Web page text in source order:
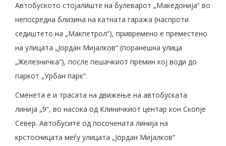
Автобуското стојалиште на булеварот „Македонија“ во
непосредна близина на катната гаража (наспроти
седиштето на „Макпетрол“), привремено е преместено
на улицата „Јордан Мијалков“ (поранешна улица
„Железничка“), после пешачкиот премин кој води до
паркот „Урбан парк“.
Сменета е и трасата на движење на автобуската
линија „9“, во насока од Клиничкиот центар кон Скопје
Север. Автобусите од посочената линија на
крстосницата меѓу улицата „Јордан Мијалков“